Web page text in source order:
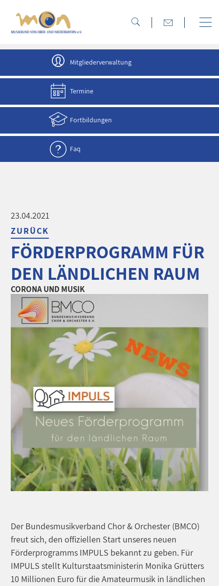
direkt zur Navigation
Mitgliederverwaltung
Termine
Fortbildungen
Faq
23.04.2021
ZURÜCK
FÖRDERPROGRAMM FÜR
DEN LÄNDLICHEN RAUM
CORONA UND MUSIK
Der Bundesmusikverband Chor & Orchester (BMCO)
freut sich, den offiziellen Start unseres neuen
Förderprogramms IMPULS bekannt zu geben. Für
IMPULS stellt Kulturstaatsministerin Monika Grütters
10 Millionen Euro für die Amateurmusik in ländlichen